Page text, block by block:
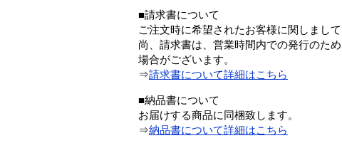
■請求書について
ご注文時に希望されたお客様に関しまし
尚、請求書は、営業時間内での発行のた
場合がございます。
⇒請求書について詳細はこちら
■納品書について
お届けする商品に同梱致します。
⇒納品書について詳細はこちら